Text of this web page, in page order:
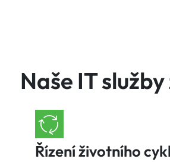
Naše IT
Řízení životního